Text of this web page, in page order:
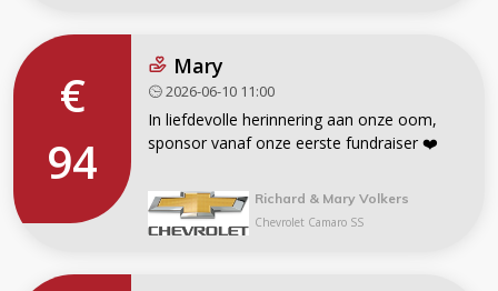
€
94
Mary
2026-06-10 11:00
In liefdevolle herinnering aan onze oom,
sponsor vanaf onze eerste fundraiser ❤️
Richard & Mary Volkers
Chevrolet Camaro SS